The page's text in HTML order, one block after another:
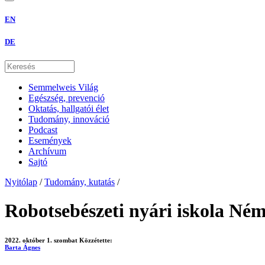
EN
DE
Semmelweis Világ
Egészség, prevenció
Oktatás, hallgatói élet
Tudomány, innováció
Podcast
Események
Archívum
Sajtó
Nyitólap / Tudomány, kutatás /
Robotsebészeti nyári iskola
2022. október 1. szombat Közzétette:
Barta Ágnes